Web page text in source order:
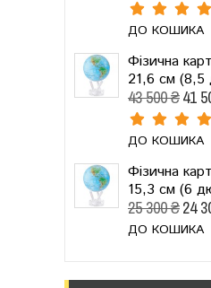
ДО КОШИКА
Фізична
21,6 см (8,5
43 500 ₴41
ДО КОШИКА
Фізична
15,3 см (6
25 300 ₴24
ДО КОШИКА